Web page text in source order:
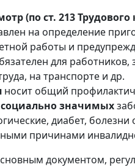
(по ст. 213 Трудового
на определение
работы и
для работников,
на транспорте и др.
носит общий
социально значимых
диабет, болезни
причинами
документом,